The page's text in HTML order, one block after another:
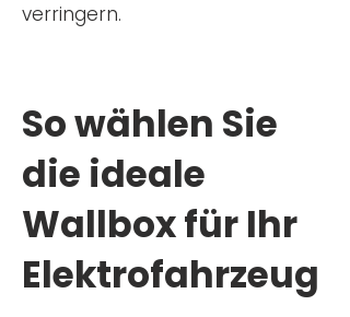
verringern.
So wählen Sie
die ideale
Wallbox für Ihr
Elektrofahrzeug